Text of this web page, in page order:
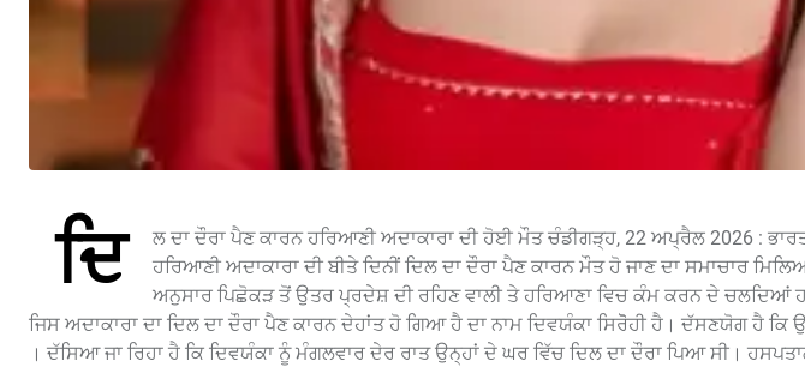
ਦਿ
ਲ ਦਾ ਦੌਰਾ ਪੈਣ ਕਾਰਨ ਹਰਿਆਣੀ ਅਦਾਕਾਰਾ ਦੀ ਹੋਈ ਮੌਤ ਚੰਡੀਗੜ੍ਹ, 22 ਅਪ੍ਰੈਲ 2026 :
ਹਰਿਆਣੀ ਅਦਾਕਾਰਾ ਦੀ ਬੀਤੇ ਦਿਨੀਂ ਦਿਲ ਦਾ ਦੌਰਾ ਪੈਣ ਕਾਰਨ ਮੌਤ ਹੋ ਜਾਣ ਦਾ ਸਮਾਚਾਰ
ਅਨੁਸਾਰ ਪਿਛੋਕੜ ਤੋਂ ਉਤਰ ਪ੍ਰਦੇਸ਼ ਦੀ ਰਹਿਣ ਵਾਲੀ ਤੇ ਹਰਿਆਣਾ ਵਿਚ ਕੰਮ ਕਰਨ ਦੇ ਚਲਦਿਆਂ
ਜਿਸ ਅਦਾਕਾਰਾ ਦਾ ਦਿਲ ਦਾ ਦੌਰਾ ਪੈਣ ਕਾਰਨ ਦੇਹਾਂਤ ਹੋ ਗਿਆ ਹੈ ਦਾ ਨਾਮ ਦਿਵਯੰਕਾ ਸਿਰੋੋਹੀ ਹੈ। ਦੱਸਣਯੋਗ ਹੈ ਕਿ
। ਦੱਸਿਆ ਜਾ ਰਿਹਾ ਹੈ ਕਿ ਦਿਵਯੰਕਾ ਨੂੰ ਮੰਗਲਵਾਰ ਦੇਰ ਰਾਤ ਉਨ੍ਹਾਂ ਦੇ ਘਰ ਵਿੱਚ ਦਿਲ ਦਾ ਦੌਰਾ ਪਿਆ ਸੀ।